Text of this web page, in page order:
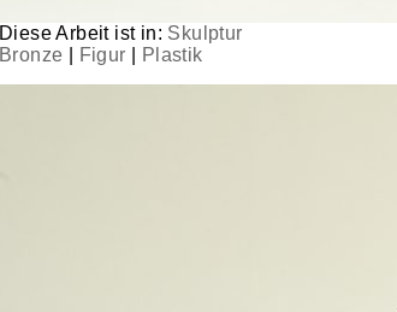
Diese Arbeit ist in: Skulptur
Bronze
Figur Plastik